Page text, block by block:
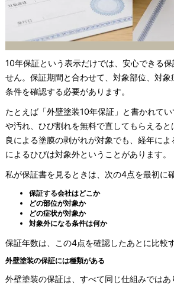
10年保証という表示だけでは、安心できる
せん。保証期間と合わせて、対象部位、対
条件を確認する必要があります。
たとえば「外壁塗装10年保証」と書かれて
や汚れ、ひび割れを無料で直してもらえる
良による塗膜の剥がれが対象でも、経年によ
によるひびは対象外ということがあります。
私が保証書を見るときは、次の4点を最初に
保証する会社はどこか
どの部位が対象か
どの症状が対象か
対象外になる条件は何か
保証年数は、この4点を確認したあとに比較
外壁塗装の保証には種類がある
外壁塗装の保証は、すべて同じ仕組みではあ